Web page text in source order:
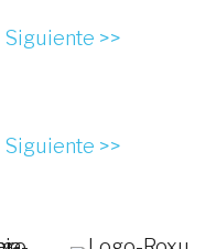
Siguiente >>
Siguiente >>